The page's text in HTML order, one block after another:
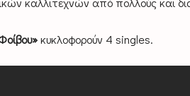
κυκλοφορούν 4 singles.